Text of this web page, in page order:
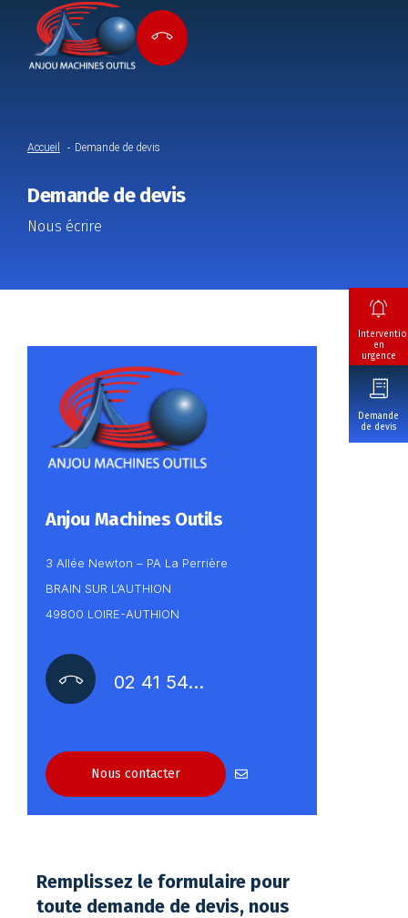
en
urgence
Demande
de devis
Accueil Demande de devis
Demande de devis
Nous écrire
Anjou Machines Outils
3 Allée Newton – PA La Perrière
BRAIN SUR L’AUTHION
49800 LOIRE-AUTHION
02 41 54…
Nous contacter
Remplissez le formulaire pour
toute demande de devis, nous